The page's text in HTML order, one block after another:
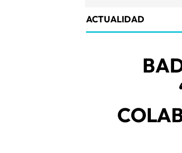
ACTUALIDAD